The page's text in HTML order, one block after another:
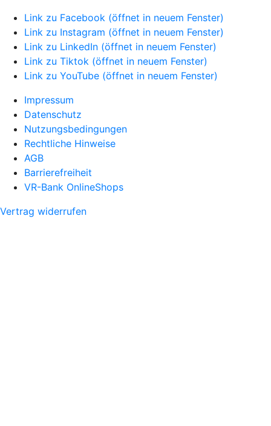
Link zu Facebook (öffnet in neuem Fenster)
Link zu Instagram (öffnet in neuem Fenster)
Link zu LinkedIn (öffnet in neuem Fenster)
Link zu Tiktok (öffnet in neuem Fenster)
Link zu YouTube (öffnet in neuem Fenster)
Impressum
Datenschutz
Nutzungsbedingungen
Rechtliche Hinweise
AGB
Barrierefreiheit
VR-Bank OnlineShops
Vertrag widerrufen